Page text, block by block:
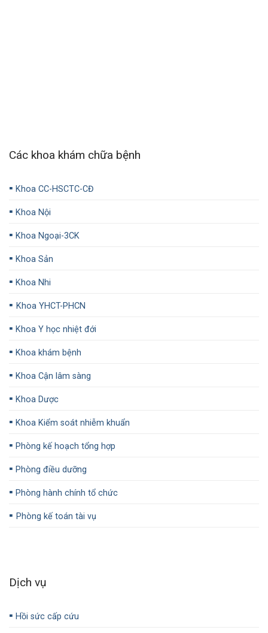
Các khoa khám chữa bệnh
▪️ Khoa CC-HSCTC-CĐ
▪️ Khoa Nội
▪️ Khoa Ngoại-3CK
▪️ Khoa Sản
▪️ Khoa Nhi
▪️ Khoa YHCT-PHCN
▪️ Khoa Y học nhiệt đới
▪️ Khoa khám bệnh
▪️ Khoa Cận lâm sàng
▪️ Khoa Dược
▪️ Khoa Kiểm soát nhiễm khuẩn
▪️ Phòng kế hoạch tổng hợp
▪️ Phòng điều dưỡng
▪️ Phòng hành chính tổ chức
▪️ Phòng kế toán tài vụ
Dịch vụ
▪️ Hồi sức cấp cứu